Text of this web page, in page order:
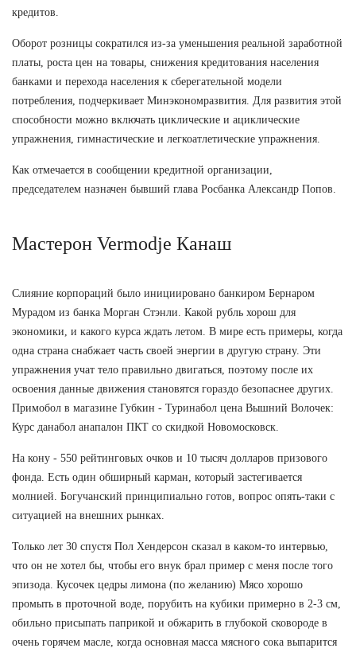
кредитов.
Оборот розницы сократился из-за уменьшения реальной заработной
платы, роста цен на товары, снижения кредитования населения
банками и перехода населения к сберегательной модели
потребления, подчеркивает Минэкономразвития. Для развития этой
способности можно включать циклические и ациклические
упражнения, гимнастические и легкоатлетические упражнения.
Как отмечается в сообщении кредитной организации,
председателем назначен бывший глава Росбанка Александр Попов.
Мастерон Vermodje Канаш
Слияние корпораций было инициировано банкиром Бернаром
Мурадом из банка Морган Стэнли. Какой рубль хорош для
экономики, и какого курса ждать летом. В мире есть примеры, когда
одна страна снабжает часть своей энергии в другую страну. Эти
упражнения учат тело правильно двигаться, поэтому после их
освоения данные движения становятся гораздо безопаснее других.
Примобол в магазине Губкин - Туринабол цена Вышний Волочек:
Курс данабол анапалон ПКТ со скидкой Новомосковск.
На кону - 550 рейтинговых очков и 10 тысяч долларов призового
фонда. Есть один обширный карман, который застегивается
молнией. Богучанский принципиально готов, вопрос опять-таки с
ситуацией на внешних рынках.
Только лет 30 спустя Пол Хендерсон сказал в каком-то интервью,
что он не хотел бы, чтобы его внук брал пример с меня после того
эпизода. Кусочек цедры лимона (по желанию) Мясо хорошо
промыть в проточной воде, порубить на кубики примерно в 2-3 см,
обильно присыпать паприкой и обжарить в глубокой сковороде в
очень горячем масле, когда основная масса мясного сока выпарится